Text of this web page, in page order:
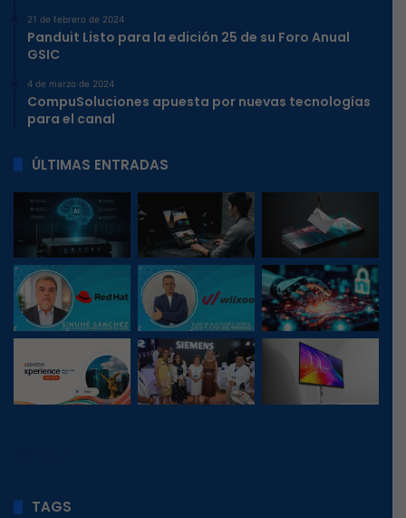
21 de febrero de 2024
Panduit Listo para la edición 25 de su Foro Anual
GSIC
4 de marzo de 2024
CompuSoluciones apuesta por nuevas tecnologías
para el canal
ÚLTIMAS ENTRADAS
TAGS